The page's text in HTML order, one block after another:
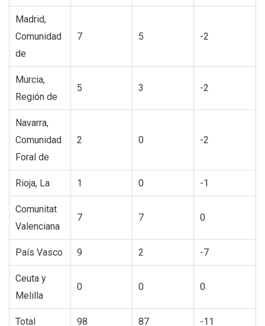
Madrid,
Comunidad
de
7 5 -2
Murcia,
Región de
5 3 -2
Navarra,
Comunidad
Foral de
2 0 -2
Rioja, La 1 0 -1
Comunitat
Valenciana
7 7 0
País Vasco 9 2 -7
Ceuta y
Melilla
0 0 0
Total 98 87 -11